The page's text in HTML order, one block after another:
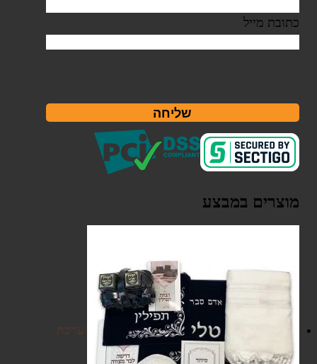
כתובת מייל
שליחה
מוצרים במבצע
ערכת